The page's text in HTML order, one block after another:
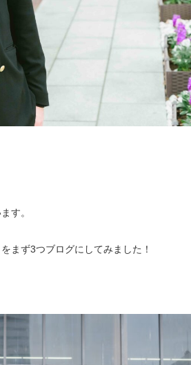
す。
まず3つブログにしてみました！